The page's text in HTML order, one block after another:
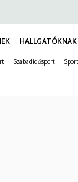
HALLGATÓKNAK
Szabadidősport